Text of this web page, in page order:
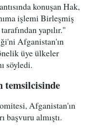
konuşan Hak,
işlemi Birleşmiş
yapılır."
Afganistan'ın
üye ülkeler
söyledi.
temsilcisinde
Afganistan'ın
almıştı.